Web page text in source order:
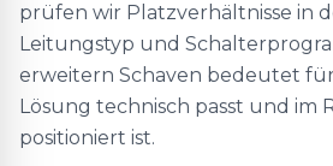
prüfen wir Platzverhältnisse in
Leitungstyp und
erweitern Schaven bedeutet für
Lösung technisch passt und im
positioniert ist.